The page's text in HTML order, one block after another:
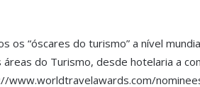
os “óscares do turismo” a nível
do Turismo, desde hotelaria a
www.worldtravelawards.com/